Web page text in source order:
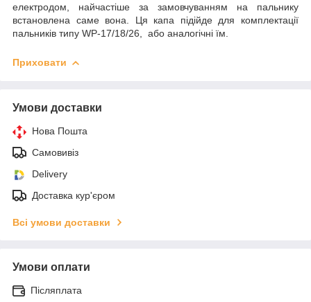
електродом, найчастіше за замовчуванням на пальнику
встановлена саме вона. Ця капа підійде для комплектації
пальників типу WP-17/18/26, або аналогічні їм.
Приховати
Умови доставки
Нова Пошта
Самовивіз
Delivery
Доставка кур'єром
Всі умови доставки
Умови оплати
Післяплата